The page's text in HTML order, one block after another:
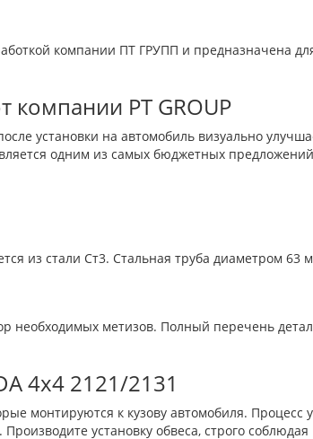
компании ПТ ГРУПП и предназначена
PT GROUP
установки на автомобиль визуально
одним из самых бюджетных
из стали Ст3. Стальная труба диаметром
необходимых метизов. Полный перечень
4х4 2121/2131
монтируются к кузову автомобиля. Процесс
установку обвеса, строго